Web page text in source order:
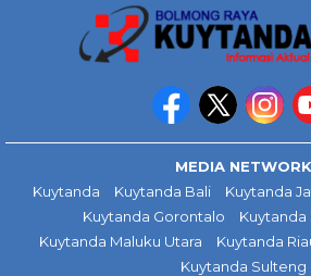
MEDIA NETWORK
Kuytanda
Kuytanda Bali Kuytanda
Kuytanda Gorontalo
Kuytanda Maluku Utara
Kuytanda
Kuytanda Sulteng